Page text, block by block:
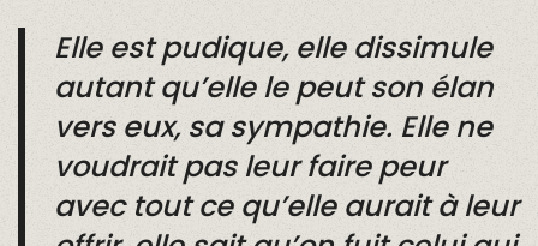
Elle est pudique, elle dissimule
autant qu’elle le peut son élan
vers eux, sa sympathie. Elle ne
voudrait pas leur faire peur
avec tout ce qu’elle aurait à leur